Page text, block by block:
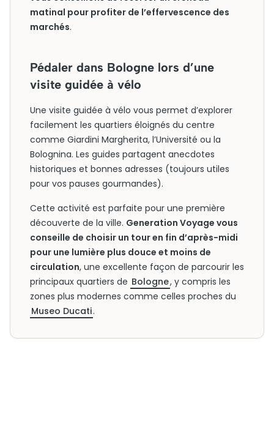
matinal pour profiter de l’effervescence des
marchés.
Pédaler dans Bologne lors d’une
visite guidée à vélo
Une visite guidée à vélo vous permet d’explorer
facilement les quartiers éloignés du centre
comme Giardini Margherita, l’Université ou la
Bolognina. Les guides partagent anecdotes
historiques et bonnes adresses (toujours utiles
pour vos pauses gourmandes).
Cette activité est parfaite pour une première
découverte de la ville. Generation Voyage vous
conseille de choisir un tour en fin d’après-midi
pour une lumière plus douce et moins de
circulation, une excellente façon de parcourir les
principaux quartiers de Bologne, y compris les
zones plus modernes comme celles proches du
Museo Ducati.